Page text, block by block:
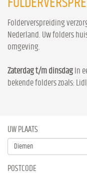
Folderverspreiding
Nederland. Uw folders
omgeving.
Zaterdag t/m dinsdag In
bekende folders zoals:
UW PLAATS
POSTCODE